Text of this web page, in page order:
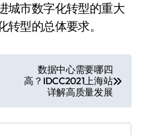
城市数字化转型的重大
型的总体要求。
数据中心需要哪四
高？IDCC2021上海站
详解高质量发展